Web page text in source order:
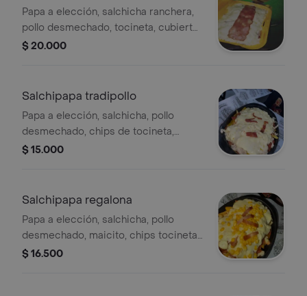
Papa a elección, salchicha ranchera,
pollo desmechado, tocineta, cubierta
en queso, salsas piña tartara y rosada.
$ 20.000
Salchipapa tradipollo
Papa a elección, salchicha, pollo
desmechado, chips de tocineta,
cubierta en queso, salsas piña tartara
$ 15.000
Salchipapa regalona
Papa a elección, salchicha, pollo
desmechado, maicito, chips tocineta,
cubierta en queso, salsas piña tartara
$ 16.500